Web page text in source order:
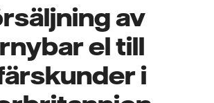
av
el till
i